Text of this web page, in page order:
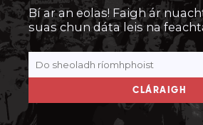
Bí ar an eolas! Faigh ár
suas chun dáta leis na
CLÁRAIGH